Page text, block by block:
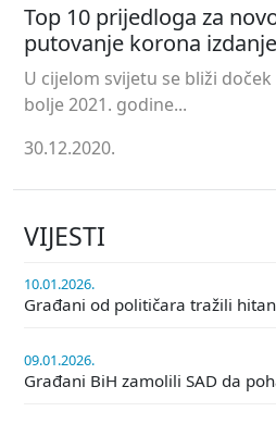
Top 10 prijedloga za
putovanje korona izdanje
U cijelom svijetu se bliži
bolje 2021. godine...
30.12.2020.
VIJESTI
10.01.2026.
Građani od političara tražili
09.01.2026.
Građani BiH zamolili SAD da